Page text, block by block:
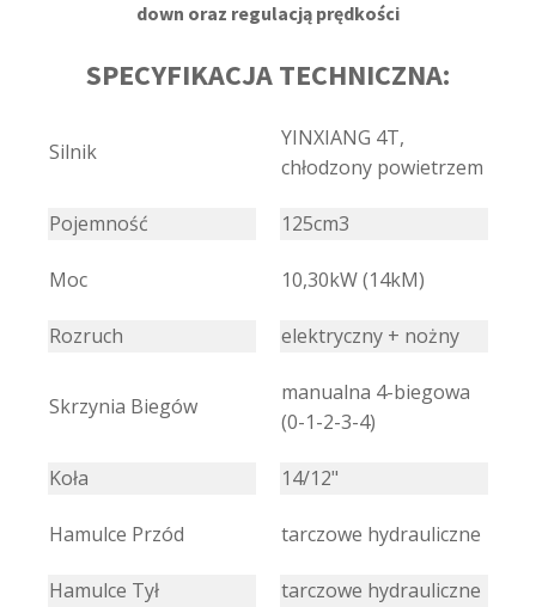
down oraz regulacją prędkości
SPECYFIKACJA TECHNICZNA:
Silnik
YINXIANG 4T,
chłodzony powietrzem
Pojemność 125cm3
Moc 10,30kW (14kM)
Rozruch elektryczny + nożny
Skrzynia Biegów
manualna 4-biegowa
(0-1-2-3-4)
Koła 14/12"
Hamulce Przód tarczowe hydrauliczne
Hamulce Tył tarczowe hydrauliczne